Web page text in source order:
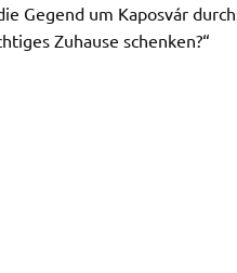
Gegend um Kaposvár
Zuhause schenken?“